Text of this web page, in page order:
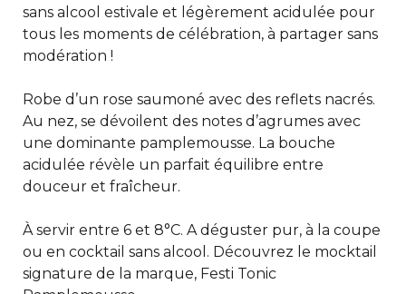
sans alcool estivale et légèrement acidulée pour
tous les moments de célébration, à partager sans
modération !
Robe d’un rose saumoné avec des reflets nacrés.
Au nez, se dévoilent des notes d’agrumes avec
une dominante pamplemousse. La bouche
acidulée révèle un parfait équilibre entre
douceur et fraîcheur.
À servir entre 6 et 8°C. A déguster pur, à la coupe
ou en cocktail sans alcool. Découvrez le mocktail
signature de la marque, Festi Tonic